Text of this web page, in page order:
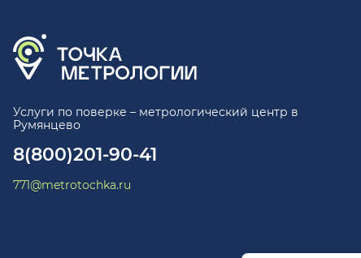
Услуги по поверке – метрологический центр в
Румянцево
8(800)201-90-41
771@metrotochka.ru